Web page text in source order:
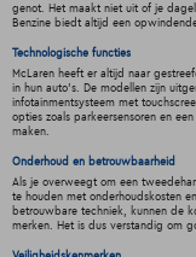
genot. Het maakt niet uit of je
Benzine biedt altijd een
Technologische functies
McLaren heeft er altijd naar
in hun auto's. De modellen zijn
infotainmentsysteem met
opties zoals parkeersensoren en
maken.
Onderhoud en betrouwbaarheid
Als je overweegt om een
te houden met onderhoudskosten
betrouwbare techniek, kunnen de
merken. Het is dus verstandig om